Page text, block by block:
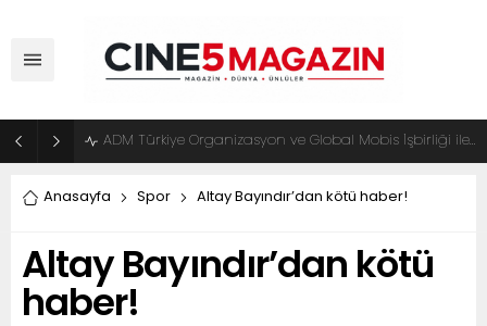
ADM Türkiye Organizasyon ve Global Mobis İşbirliği ile Halka Açık Motosiklet Festivali
Anasayfa Spor Altay Bayındır’dan kötü haber!
Altay Bayındır’dan kötü
haber!